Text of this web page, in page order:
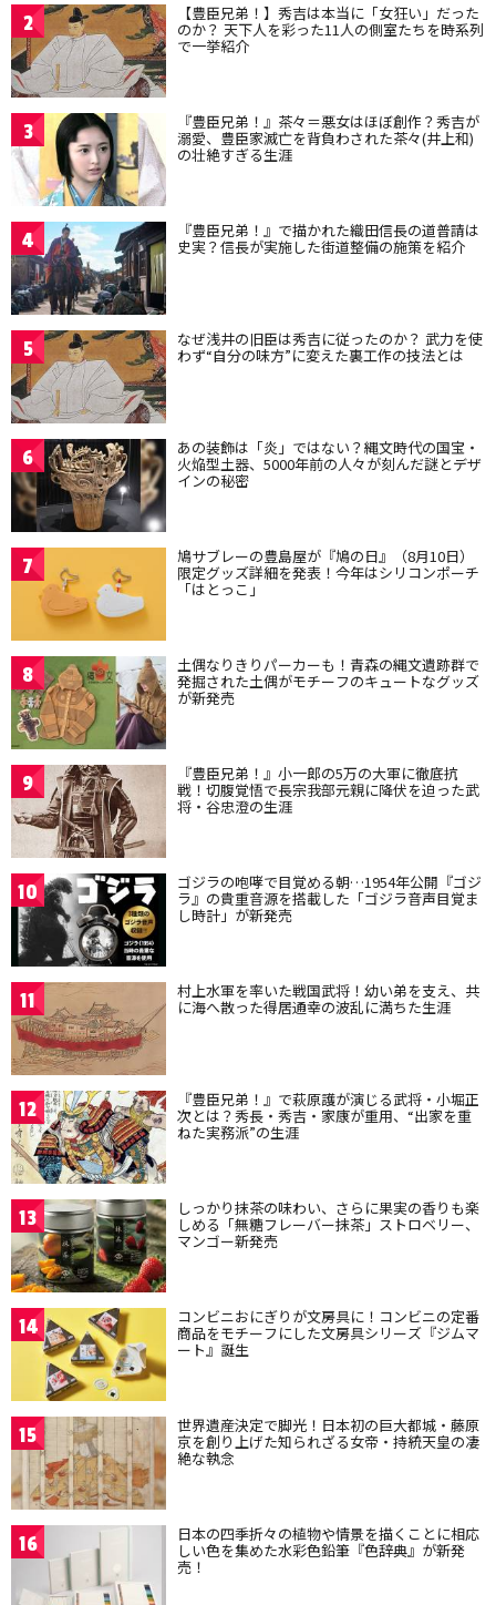
2 【豊臣兄弟！】秀吉は本当に「女狂い」だった
のか？ 天下人を彩った11人の側室たちを時系列
で一挙紹介
3 『豊臣兄弟！』茶々＝悪女はほぼ創作？秀吉が
溺愛、豊臣家滅亡を背負わされた茶々(井上和)
の壮絶すぎる生涯
4 『豊臣兄弟！』で描かれた織田信長の道普請は
史実？信長が実施した街道整備の施策を紹介
5 なぜ浅井の旧臣は秀吉に従ったのか？ 武力を使
わず“自分の味方”に変えた裏工作の技法とは
6 あの装飾は「炎」ではない？縄文時代の国宝・
火焔型土器、5000年前の人々が刻んだ謎とデザ
インの秘密
7 鳩サブレーの豊島屋が『鳩の日』（8月10日）
限定グッズ詳細を発表！今年はシリコンポーチ
「はとっこ」
8 土偶なりきりパーカーも！青森の縄文遺跡群で
発掘された土偶がモチーフのキュートなグッズ
が新発売
9 『豊臣兄弟！』小一郎の5万の大軍に徹底抗
戦！切腹覚悟で長宗我部元親に降伏を迫った武
将・谷忠澄の生涯
10 ゴジラの咆哮で目覚める朝…1954年公開『ゴジ
ラ』の貴重音源を搭載した「ゴジラ音声目覚ま
し時計」が新発売
11 村上水軍を率いた戦国武将！幼い弟を支え、共
に海へ散った得居通幸の波乱に満ちた生涯
12 『豊臣兄弟！』で萩原護が演じる武将・小堀正
次とは？秀長・秀吉・家康が重用、“出家を重
ねた実務派”の生涯
13 しっかり抹茶の味わい、さらに果実の香りも楽
しめる「無糖フレーバー抹茶」ストロベリー、
マンゴー新発売
14 コンビニおにぎりが文房具に！コンビニの定番
商品をモチーフにした文房具シリーズ『ジムマ
ート』誕生
15 世界遺産決定で脚光！日本初の巨大都城・藤原
京を創り上げた知られざる女帝・持統天皇の凄
絶な執念
16 日本の四季折々の植物や情景を描くことに相応
しい色を集めた水彩色鉛筆『色辞典』が新発
売！